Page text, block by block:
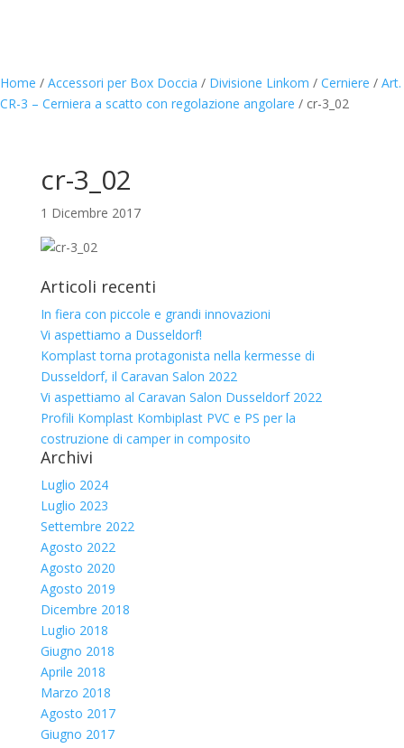
Home / Accessori per Box Doccia / Divisione Linkom / Cerniere / Art.
CR-3 – Cerniera a scatto con regolazione angolare / cr-3_02
cr-3_02
1 Dicembre 2017
Articoli recenti
In fiera con piccole e grandi innovazioni
Vi aspettiamo a Dusseldorf!
Komplast torna protagonista nella kermesse di
Dusseldorf, il Caravan Salon 2022
Vi aspettiamo al Caravan Salon Dusseldorf 2022
Profili Komplast Kombiplast PVC e PS per la
costruzione di camper in composito
Archivi
Luglio 2024
Luglio 2023
Settembre 2022
Agosto 2022
Agosto 2020
Agosto 2019
Dicembre 2018
Luglio 2018
Giugno 2018
Aprile 2018
Marzo 2018
Agosto 2017
Giugno 2017